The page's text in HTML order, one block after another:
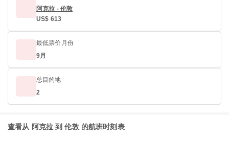
阿克拉 - 伦敦
US$ 613
最低票价月份
9月
总目的地
2
查看从 阿克拉 到 伦敦 的航班时刻表